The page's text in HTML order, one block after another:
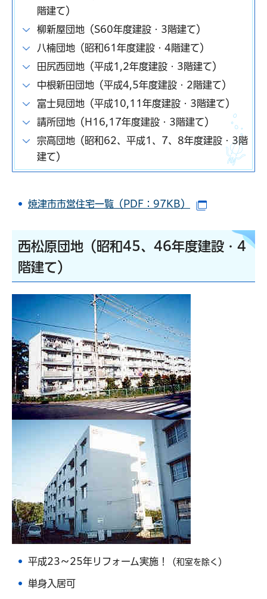
階建て）
柳新屋団地（S60年度建設・3階建て）
八楠団地（昭和61年度建設・4階建て）
田尻西団地（平成1,2年度建設・3階建て）
中根新田団地（平成4,5年度建設・2階建て）
富士見団地（平成10,11年度建設・3階建て）
請所団地（H16,17年度建設・3階建て）
宗高団地（昭和62、平成1、7、8年度建設・3階
建て）
焼津市市営住宅一覧（PDF：97KB）
西松原団地（昭和45、46年度建設・4
階建て）
平成23～25年リフォーム実施！ （和室を除く）
単身入居可